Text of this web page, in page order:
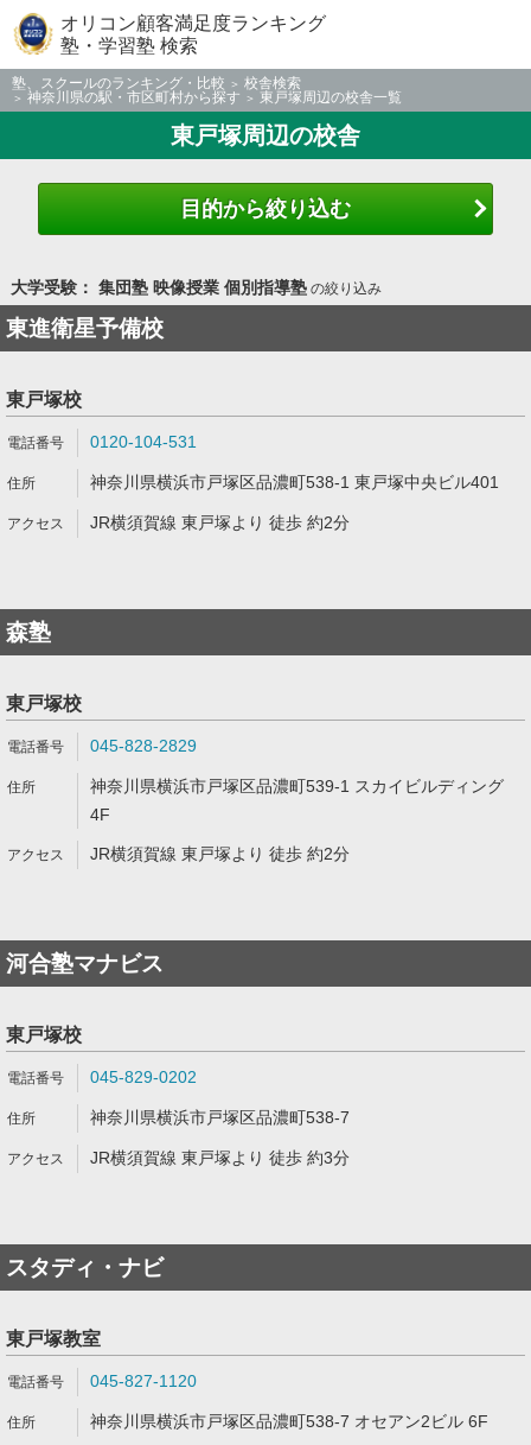
オリコン顧客満足度ランキング
塾・学習塾 検索
塾、スクールのランキング・比較
校舎検索
神奈川県の駅・市区町村から探す
東戸塚周辺の校舎一覧
東戸塚周辺の校舎
目的から絞り込む
大学受験： 集団塾 映像授業 個別指導塾の絞り込み
東進衛星予備校
東戸塚校
0120-104-531
神奈川県横浜市戸塚区品濃町538-1 東戸塚中央ビル401
JR横須賀線 東戸塚より 徒歩 約2分
森塾
東戸塚校
045-828-2829
神奈川県横浜市戸塚区品濃町539-1 スカイビルディング
4F
JR横須賀線 東戸塚より 徒歩 約2分
河合塾マナビス
東戸塚校
045-829-0202
神奈川県横浜市戸塚区品濃町538-7
JR横須賀線 東戸塚より 徒歩 約3分
スタディ・ナビ
東戸塚教室
045-827-1120
神奈川県横浜市戸塚区品濃町538-7 オセアン2ビル 6F